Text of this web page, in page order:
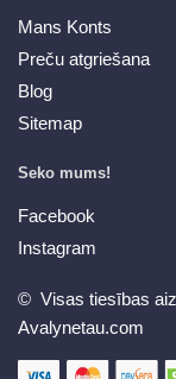
Mans Konts
Preču atgriešana
Blog
Sitemap
Seko mums!
Facebook
Instagram
© Visas tiesības
Avalynetau.com